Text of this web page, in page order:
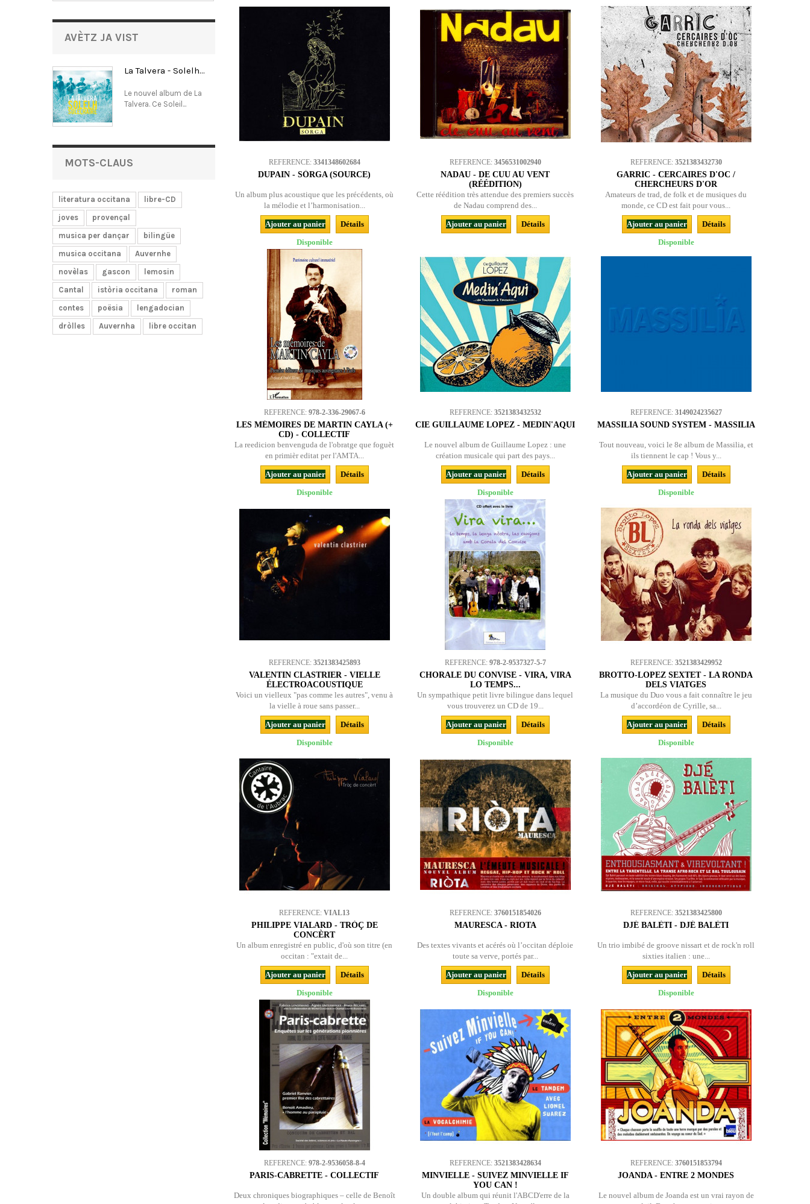
AVÈTZ JA VIST
La Talvera - Solelh...
Le nouvel album de La
Talvera. Ce Soleil...
MOTS-CLAUS
literatura occitana
libre-CD
joves
provençal
musica per dançar
bilingüe
musica occitana
Auvernhe
novèlas
gascon
lemosin
Cantal
istòria occitana
roman
contes
poësia
lengadocian
dròlles
Auvernha libre occitan
REFERENCE: 3341348602684
DUPAIN - SÒRGA (SOURCE)
Un album plus acoustique que les précédents, où
la mélodie et l’harmonisation...
Ajouter au panier
Détails
Disponible
REFERENCE: 3456531002940
NADAU - DE CUU AU VENT
(RÉÉDITION)
Cette réédition très attendue des premiers succès
de Nadau comprend des...
Ajouter au panier Détails
REFERENCE: 3521383432730
GARRIC - CERCAIRES D'OC /
CHERCHEURS D'OR
Amateurs de trad, de folk et de musiques du
monde, ce CD est fait pour vous...
Ajouter au panier
Détails
Disponible
REFERENCE: 978-2-336-29067-6
LES MÉMOIRES DE MARTIN CAYLA (+
CD) - COLLECTIF
La reedicion benvenguda de l'obratge que foguèt
en primièr editat per l'AMTA...
Ajouter au panier
Détails
Disponible
REFERENCE: 3521383432532
CIE GUILLAUME LOPEZ - MEDIN'AQUI
Le nouvel album de Guillaume Lopez : une
création musicale qui part des pays...
Ajouter au panier
Détails
Disponible
REFERENCE: 3149024235627
MASSILIA SOUND SYSTEM - MASSILIA
Tout nouveau, voici le 8e album de Massilia, et
ils tiennent le cap ! Vous y...
Ajouter au panier
Détails
Disponible
REFERENCE: 3521383425893
VALENTIN CLASTRIER - VIELLE
ÉLECTROACOUSTIQUE
Voici un vielleux "pas comme les autres", venu à
la vielle à roue sans passer...
Ajouter au panier
Détails
Disponible
REFERENCE: 978-2-9537327-5-7
CHORALE DU CONVISE - VIRA, VIRA
LO TEMPS...
Un sympathique petit livre bilingue dans lequel
vous trouverez un CD de 19...
Ajouter au panier
Détails
Disponible
REFERENCE: 3521383429952
BROTTO-LOPEZ SEXTET - LA RONDA
DELS VIATGES
La musique du Duo vous a fait connaître le jeu
d’accordéon de Cyrille, sa...
Ajouter au panier
Détails
Disponible
REFERENCE:VIAL13
PHILIPPE VIALARD - TRÒÇ DE
CONCÈRT
Un album enregistré en public, d'où son titre (en
occitan : "extait de...
Ajouter au panier
Détails
Disponible
REFERENCE: 3760151854026
MAURESCA - RIOTA
Des textes vivants et acérés où l’occitan déploie
toute sa verve, portés par...
Ajouter au panier
Détails
Disponible
REFERENCE: 3521383425800
DJÉ BALÈTI - DJÉ BALÈTI
Un trio imbibé de groove nissart et de rock'n roll
sixties italien : une...
Ajouter au panier
Détails
Disponible
REFERENCE: 978-2-9536058-8-4
PARIS-CABRETTE - COLLECTIF
Deux chroniques biographiques – celle de Benoît
REFERENCE: 3521383428634
MINVIELLE - SUIVEZ MINVIELLE IF
YOU CAN !
Un double album qui réunit l'ABCD'erre de la
REFERENCE: 3760151853794
JOANDA - ENTRE 2 MONDES
Le nouvel album de Joanda est un vrai rayon de